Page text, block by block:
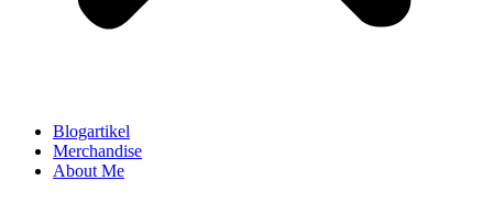
Blogartikel
Merchandise
About Me